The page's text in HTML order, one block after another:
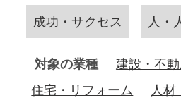
成功・サクセス 人・
対象の業種
建設・不
住宅・リフォーム
人材